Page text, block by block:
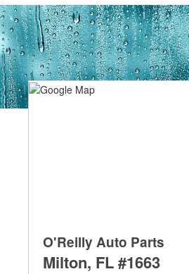
O'Reilly Auto Parts
Milton, FL #1663